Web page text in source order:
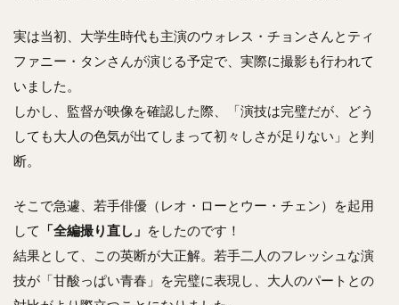
実は当初、大学生時代も主演のウォレス・チョンさんとティ
ファニー・タンさんが演じる予定で、実際に撮影も行われて
いました。
しかし、監督が映像を確認した際、「演技は完璧だが、どう
しても大人の色気が出てしまって初々しさが足りない」と判
断。
そこで急遽、若手俳優（レオ・ローとウー・チェン）を起用
して
「全編撮り直し」 をしたのです！
結果として、この英断が大正解。若手二人のフレッシュな演
技が「甘酸っぱい青春」を完璧に表現し、大人のパートとの